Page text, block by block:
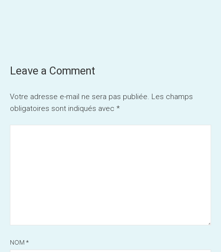
Leave a Comment
Votre adresse e-mail ne sera pas publiée. Les champs
obligatoires sont indiqués avec *
NOM *